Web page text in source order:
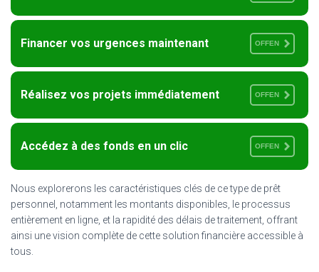
Financer vos urgences maintenant OFFEN
Réalisez vos projets immédiatement OFFEN
Accédez à des fonds en un clic OFFEN
Nous explorerons les caractéristiques clés de ce type de prêt
personnel, notamment les montants disponibles, le processus
entièrement en ligne, et la rapidité des délais de traitement, offrant
ainsi une vision complète de cette solution financière accessible à
tous.